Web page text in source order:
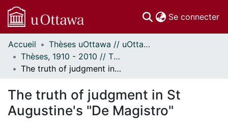
Se connecter
Communautés
et collections
Parcourir
À propos
Accueil
Thèses uOttawa // uOttawa Theses
Thèses, 1910 - 2010 // Theses, 1910 - 2010
The truth of judgment in St Augustine's "De Magistro"
The truth of judgment in St
Augustine's "De Magistro"